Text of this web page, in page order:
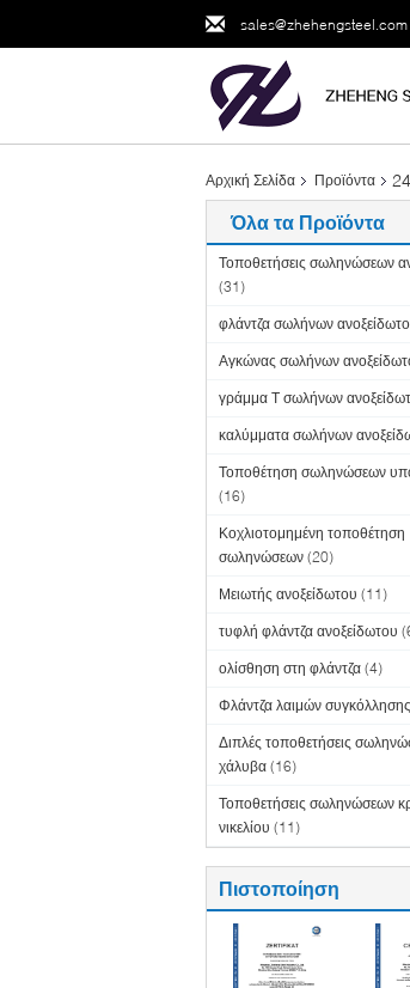
sales@zhehengsteel.com
Αρχική Σελίδα Προϊόντα
Όλα τα Προϊόντα
Τοποθετήσεις σωληνώσεων
(31)
φλάντζα σωλήνων
Αγκώνας σωλήνων
γράμμα Τ σωλήνων
καλύμματα σωλήνων
Τοποθέτηση σωληνώσεων
(16)
Κοχλιοτομημένη τοποθέτηση
σωληνώσεων (20)
Μειωτής ανοξείδωτου (11)
τυφλή φλάντζα ανοξείδωτου
ολίσθηση στη φλάντζα (4)
Φλάντζα λαιμών συγκόλλησης
Διπλές τοποθετήσεις
χάλυβα (16)
Τοποθετήσεις σωληνώσεων
νικελίου (11)
Πιστοποίηση